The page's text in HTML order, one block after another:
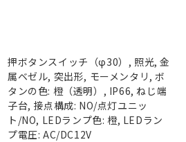
押ボタンスイッチ（φ30）, 照光, 金
属ベゼル, 突出形, モーメンタリ, ボ
タンの色: 橙（透明）, IP66, ねじ端
子台, 接点構成: NO/点灯ユニッ
ト/NO, LEDランプ色: 橙, LEDラン
プ電圧: AC/DC12V